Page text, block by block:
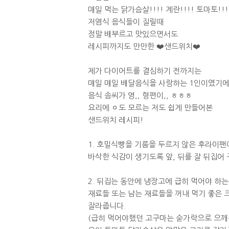
매일 먹는 닭가슴살!!!! 계란!!!! 토마토
저염식 음식들이 질릴때
정말 배부르고 맛있으면서도
레시피까지도 만만한 ❤️샌드위치❤️
제가 다이어트를 결심하기 전까지는
매일 매일 배달음식을 사랑하는 1인이였기에
음식 솜씨가 영,, 형편이,, ㅎㅎㅎ
요리에 ㅇ도 모르는 저도 쉽게 만들어본
샌드위치 레시피!
1. 호밀식빵을 기름을 두르지 않은 후라이팬
바삭한 식감이 생기도록 앞, 뒤를 잘 뒤집어
2. 뒤집는 동안에 냉장고에 급히 먹어야 하는
재료들 또는 남는 재료들을 꺼내 먹기 좋은
잘라줍니다.
(급히 먹어야했던 고구마는 숟가락으로 으